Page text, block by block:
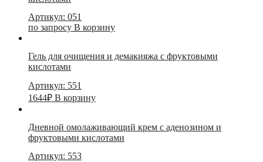
Артикул: 051
по запросу В корзину
Гель для очищения и демакияжа с фруктовыми
кислотами
Артикул: 551
1644₽ В корзину
Дневной омолаживающий крем с аденозином и
фруктовыми кислотами
Артикул: 553